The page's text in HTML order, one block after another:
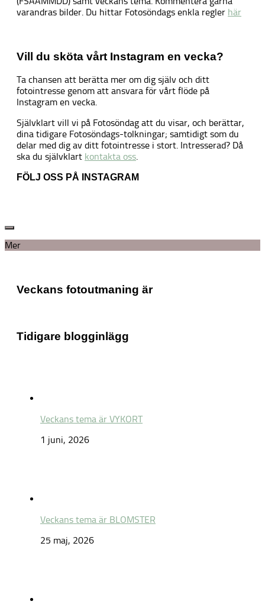
varandras bilder. Du hittar Fotosöndags enkla regler här
Vill du sköta vårt Instagram en vecka?
Ta chansen att berätta mer om dig själv och ditt
fotointresse genom att ansvara för vårt flöde på
Instagram en vecka.
Självklart vill vi på Fotosöndag att du visar, och berättar,
dina tidigare Fotosöndags-tolkningar; samtidigt som du
delar med dig av ditt fotointresse i stort. Intresserad? Då
ska du självklart kontakta oss.
FÖLJ OSS PÅ INSTAGRAM
Mer
Veckans fotoutmaning är
Tidigare blogginlägg
Veckans tema är VYKORT
1 juni, 2026
Veckans tema är BLOMSTER
25 maj, 2026